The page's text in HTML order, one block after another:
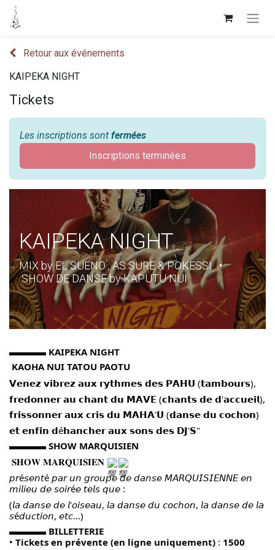
Retour aux événements
KAIPEKA NIGHT
Tickets
Les inscriptions sont fermées
Inscriptions terminées
KAIPEKA NIGHT
MIX by EL SUENO , AS SURE & POKESSI •
SHOW DE DANSE by KAPUTU NUI
▬▬▬▬ KAIPEKA NIGHT
KAOHA NUI TATOU PAOTU
𝗩𝗲𝗻𝗲𝘇 𝘃𝗶𝗯𝗿𝗲𝘇 𝗮𝘂𝘅 𝗿𝘆𝘁𝗵𝗺𝗲𝘀 𝗱𝗲𝘀 𝗣𝗔𝗛𝗨 (𝘁𝗮𝗺𝗯𝗼𝘂𝗿𝘀),
𝗳𝗿𝗲𝗱𝗼𝗻𝗻𝗲𝗿 𝗮𝘂 𝗰𝗵𝗮𝗻𝘁 𝗱𝘂 𝗠𝗔𝗩𝗘 (𝗰𝗵𝗮𝗻𝘁𝘀 𝗱𝗲 𝗱'𝗮𝗰𝗰𝘂𝗲𝗶𝗹),
𝗳𝗿𝗶𝘀𝘀𝗼𝗻𝗻𝗲𝗿 𝗮𝘂𝘅 𝗰𝗿𝗶𝘀 𝗱𝘂 𝗠𝗔𝗛𝗔'𝗨 (𝗱𝗮𝗻𝘀𝗲 𝗱𝘂 𝗰𝗼𝗰𝗵𝗼𝗻)
𝗲𝘁 𝗲𝗻𝗳𝗶𝗻 𝗱é𝗵𝗮𝗻𝗰𝗵𝗲𝗿 𝗮𝘂𝘅 𝘀𝗼𝗻𝘀 𝗱𝗲𝘀 𝗗𝗝'𝗦"
▬▬▬▬ SHOW MARQUISIEN
𝐒𝐇𝐎𝐖 𝐌𝐀𝐑𝐐𝐔𝐈𝐒𝐈𝐄𝐍
𝘱𝘳é𝘴𝘦𝘯𝘵é 𝘱𝘢𝘳 𝘶𝘯 𝘨𝘳𝘰𝘶𝘱𝘦 𝘥𝘦 𝘥𝘢𝘯𝘴𝘦 𝘔𝘈𝘙𝘘𝘜𝘐𝘚𝘐𝘌𝘕𝘕𝘌 𝘦𝘯
𝘮𝘪𝘭𝘪𝘦𝘶 𝘥𝘦 𝘴𝘰𝘪𝘳é𝘦 𝘵𝘦𝘭𝘴 𝘲𝘶𝘦 :
(𝘭𝘢 𝘥𝘢𝘯𝘴𝘦 𝘥𝘦 𝘭'𝘰𝘪𝘴𝘦𝘢𝘶, 𝘭𝘢 𝘥𝘢𝘯𝘴𝘦 𝘥𝘶 𝘤𝘰𝘤𝘩𝘰𝘯, 𝘭𝘢 𝘥𝘢𝘯𝘴𝘦 𝘥𝘦 𝘭𝘢
𝘴é𝘥𝘶𝘤𝘵𝘪𝘰𝘯, 𝘦𝘵𝘤...)
▬▬▬▬ BILLETTERIE
• Tickets en prévente (en ligne uniquement) : 1500